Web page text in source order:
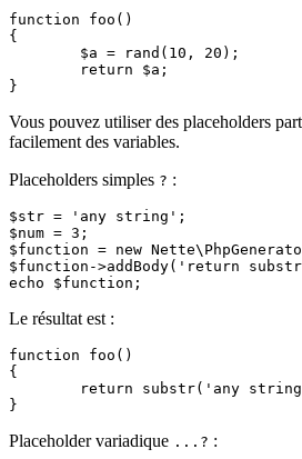
function foo()
{
Vous pouvez utiliser des placeholders
facilement des variables.
Placeholders simples ? :
$str = 'any string';
$num = 3;
$function = new
$function->addBody('return
Le résultat est :
function foo()
{
Placeholder variadique ...? :